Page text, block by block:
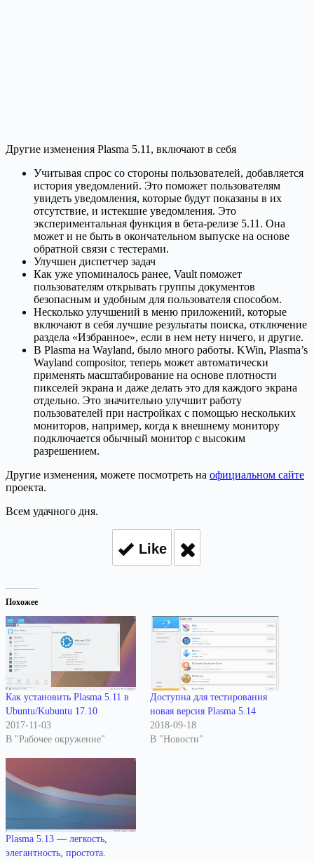
Другие изменения Plasma 5.11, включают в себя
Учитывая спрос со стороны пользователей, добавляется
история уведомлений. Это поможет пользователям
увидеть уведомления, которые будут показаны в их
отсутствие, и истекшие уведомления. Это
экспериментальная функция в бета-релизе 5.11. Она
может и не быть в окончательном выпуске на основе
обратной связи с тестерами.
Улучшен диспетчер задач
Как уже упоминалось ранее, Vault поможет
пользователям открывать группы документов
безопасным и удобным для пользователя способом.
Несколько улучшений в меню приложений, которые
включают в себя лучшие результаты поиска, отключение
раздела «Избранное», если в нем нету ничего, и другие.
В Plasma на Wayland, было много работы. KWin, Plasma’s
Wayland compositor, теперь может автоматически
применять масштабирование на основе плотности
пикселей экрана и даже делать это для каждого экрана
отдельно. Это значительно улучшит работу
пользователей при настройках с помощью нескольких
мониторов, например, когда к внешнему монитору
подключается обычный монитор с высоким
разрешением.
Другие изменения, можете посмотреть на официальном сайте
проекта.
Всем удачного дня.
Like
Похожее
Как установить Plasma 5.11 в
Ubuntu/Kubuntu 17.10
2017-11-03
В "Рабочее окружение"
Доступна для тестирования
новая версия Plasma 5.14
2018-09-18
В "Новости"
Plasma 5.13 — легкость,
элегантность, простота.